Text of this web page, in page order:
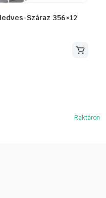
Száraz 356×12
Raktáron